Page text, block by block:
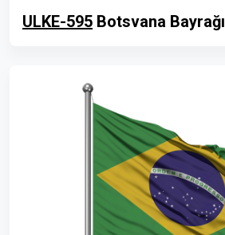
ULKE-595 Botsvana Bayrağı